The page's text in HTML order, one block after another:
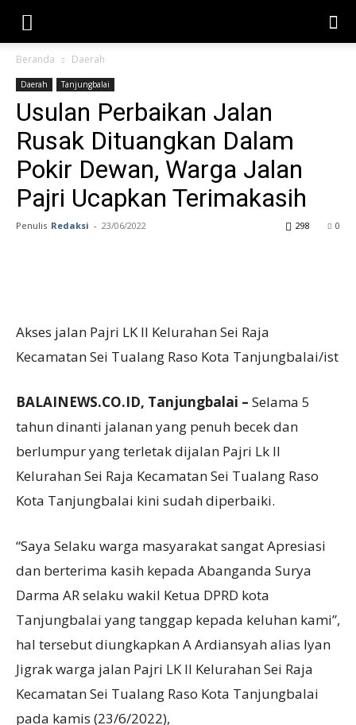
Beranda Daerah
Daerah Tanjungbalai
Usulan Perbaikan Jalan
Rusak Dituangkan Dalam
Pokir Dewan, Warga Jalan
Pajri Ucapkan Terimakasih
Penulis Redaksi - 23/06/2022 0
298
Akses jalan Pajri LK II Kelurahan Sei Raja
Kecamatan Sei Tualang Raso Kota Tanjungbalai/ist
BALAINEWS.CO.ID, Tanjungbalai – Selama 5
tahun dinanti jalanan yang penuh becek dan
berlumpur yang terletak dijalan Pajri Lk II
Kelurahan Sei Raja Kecamatan Sei Tualang Raso
Kota Tanjungbalai kini sudah diperbaiki.
“Saya Selaku warga masyarakat sangat Apresiasi
dan berterima kasih kepada Abanganda Surya
Darma AR selaku wakil Ketua DPRD kota
Tanjungbalai yang tanggap kepada keluhan kami”,
hal tersebut diungkapkan A Ardiansyah alias Iyan
Jigrak warga jalan Pajri LK II Kelurahan Sei Raja
Kecamatan Sei Tualang Raso Kota Tanjungbalai
pada kamis (23/6/2022),